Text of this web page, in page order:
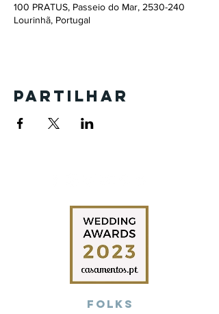
100 PRATUS, Passeio do Mar, 2530-240
Lourinhã, Portugal
Partilhar
Folks